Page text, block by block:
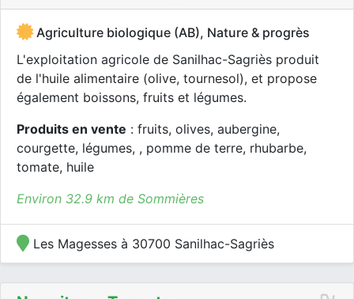
Agriculture biologique (AB), Nature & progrès
L'exploitation agricole de Sanilhac-Sagriès produit
de l'huile alimentaire (olive, tournesol), et propose
également boissons, fruits et légumes.
Produits en vente : fruits, olives, aubergine,
courgette, légumes, , pomme de terre, rhubarbe,
tomate, huile
Environ 32.9 km de Sommières
Les Magesses à 30700 Sanilhac-Sagriès